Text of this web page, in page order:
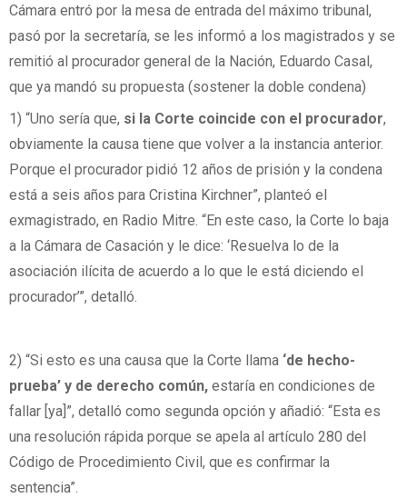
Cámara entró por la mesa de entrada del máximo tribunal,
pasó por la secretaría, se les informó a los magistrados y se
remitió al procurador general de la Nación, Eduardo Casal,
que ya mandó su propuesta (sostener la doble condena)
1) “Uno sería que, si la Corte coincide con el procurador,
obviamente la causa tiene que volver a la instancia anterior.
Porque el procurador pidió 12 años de prisión y la condena
está a seis años para Cristina Kirchner”, planteó el
exmagistrado, en Radio Mitre. “En este caso, la Corte lo baja
a la Cámara de Casación y le dice: ‘Resuelva lo de la
asociación ilícita de acuerdo a lo que le está diciendo el
procurador’”, detalló.
2) “Si esto es una causa que la Corte llama ‘de hecho-
prueba’ y de derecho común, estaría en condiciones de
fallar [ya]”, detalló como segunda opción y añadió: “Esta es
una resolución rápida porque se apela al artículo 280 del
Código de Procedimiento Civil, que es confirmar la
sentencia”.